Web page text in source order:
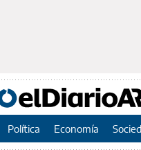
Política Economía